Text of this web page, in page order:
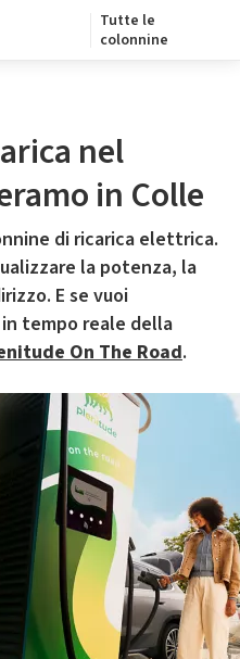
Tutte le
colonnine
nel
in Colle
di ricarica elettrica.
la potenza, la
E se vuoi
tempo reale della
On The Road.